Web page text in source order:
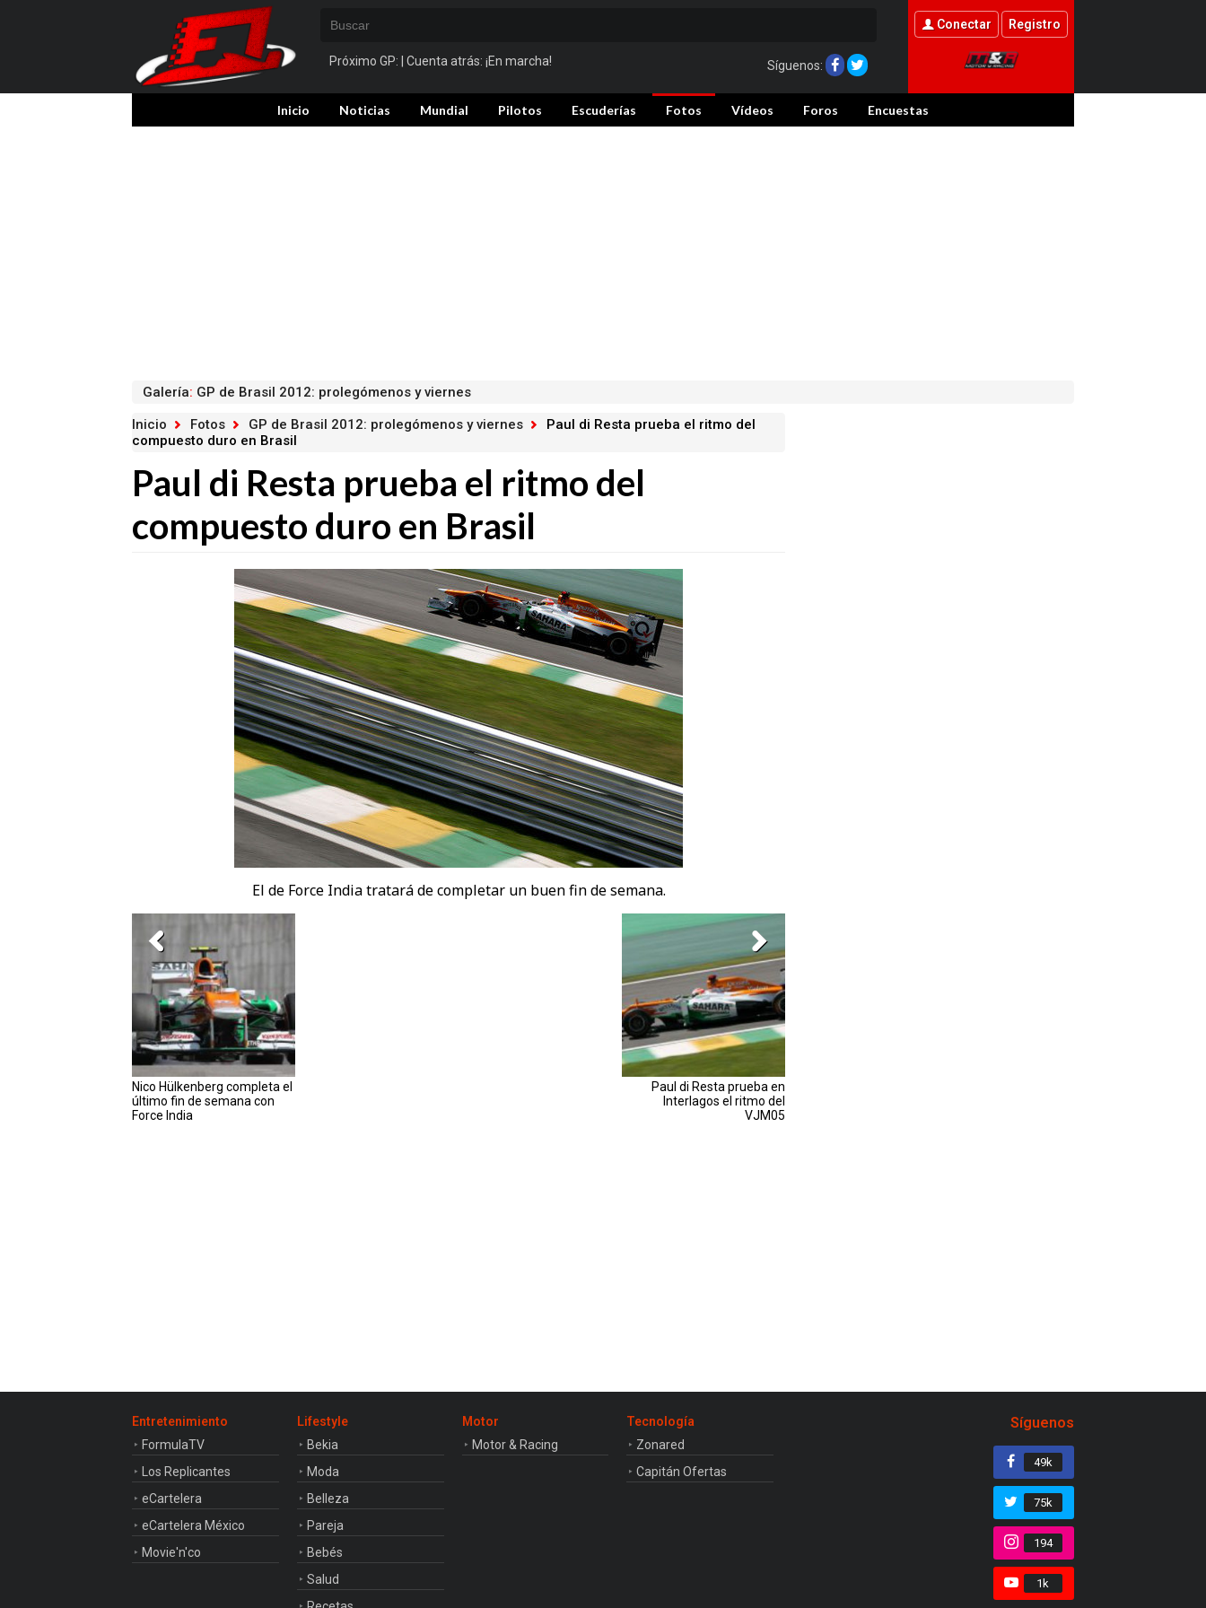
Próximo GP: | Cuenta atrás: ¡En marcha! Síguenos:
Conectar Registro
Inicio Noticias Mundial Pilotos Escuderías Fotos Vídeos Foros Encuestas
Galería: GP de Brasil 2012: prolegómenos y viernes
Inicio
Fotos GP de Brasil 2012: prolegómenos y viernes
Paul di Resta prueba el ritmo del
compuesto duro en Brasil
Paul di Resta prueba el ritmo del
compuesto duro en Brasil
El de Force India tratará de completar un buen fin de semana.
Nico Hülkenberg completa el
último fin de semana con
Force India
Paul di Resta prueba en
Interlagos el ritmo del
VJM05
Entretenimiento
FormulaTV
Los Replicantes
eCartelera
eCartelera México
Movie'n'co
Lifestyle
Bekia
Moda
Belleza
Pareja
Bebés
Salud
Motor
Motor & Racing
Tecnología
Zonared
Capitán Ofertas
Síguenos
49k
75k
194
1k